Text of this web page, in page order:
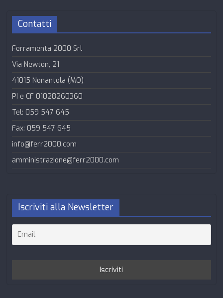
Contatti
Ferramenta 2000 Srl
Via Newton, 21
41015 Nonantola (MO)
PI e CF 01028260360
Tel: 059 547 645
Fax: 059 547 645
info@ferr2000.com
amministrazione@ferr2000.com
Iscriviti alla Newsletter